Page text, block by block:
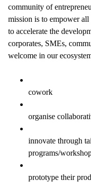
community of
mission is to empower all
to accelerate the
corporates, SMEs,
welcome in our
cowork
organise
innovate through
programs/
prototype their